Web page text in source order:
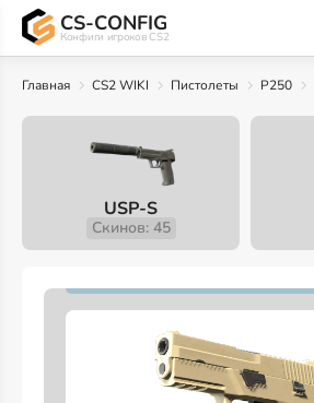
CS-CONFIG
Конфиги игроков CS2
Главная CS2 WIKI Пистолеты P250
USP-S
Скинов: 45